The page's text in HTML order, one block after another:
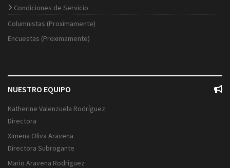
Condiciones de Servicio
Columnistas (Proximamente)
Encuestas (Proximamente)
NUESTRO EQUIPO
Katherine Valenzuela Rodríguez
Directora
Ximena Oliva Aravena
Directora Subrogante
Mario Aravena Rodríguez